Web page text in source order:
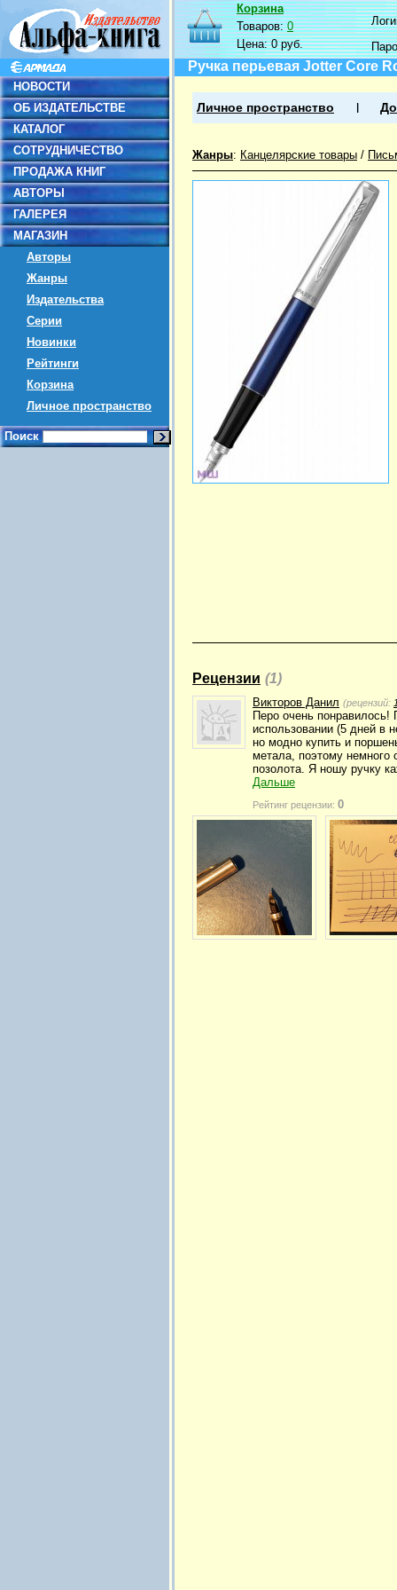
НОВОСТИ
ОБ ИЗДАТЕЛЬСТВЕ
КАТАЛОГ
СОТРУДНИЧЕСТВО
ПРОДАЖА КНИГ
АВТОРЫ
ГАЛЕРЕЯ
МАГАЗИН
Авторы
Жанры
Издательства
Серии
Новинки
Рейтинги
Корзина
Личное пространство
Поиск
Корзина
Товаров:0
Цена:0 руб.
Ручка перьевая Jotter Core
Личное пространство
Жанры: Канцелярские товары /
Рецензии (1)
Викторов Данил (рецензий:
Перо очень понравилось!
использовании (5 дней в
но модно купить и
метала, поэтому немного
позолота. Я ношу ручку
Дальше
Рейтинг рецензии: 0